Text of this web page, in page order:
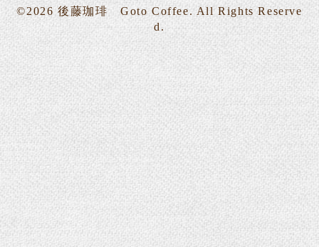
©2026後藤珈琲 Goto Coffee. All Rights Reserve
d.